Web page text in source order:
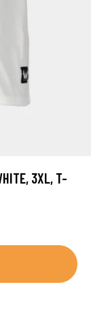
3XL, T-